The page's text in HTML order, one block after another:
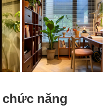
năng